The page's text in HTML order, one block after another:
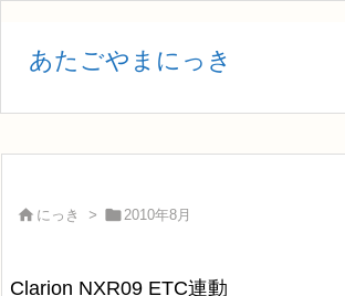
あたごやまにっき
 にっき > 2010年8月
Clarion NXR09 ETC連動